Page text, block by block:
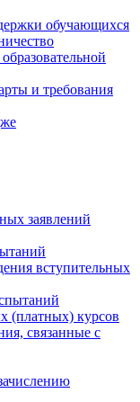
обучающихся
и требования
заявлений
вступительных
(платных) курсов
связанные с